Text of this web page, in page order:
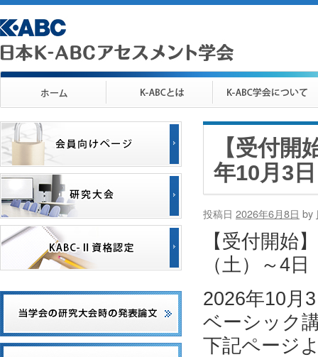
【受付
年10月3
投稿日 2026年6月8日 by
【受付開始
（土）～4
2026年10月
ベーシック
下記ページ